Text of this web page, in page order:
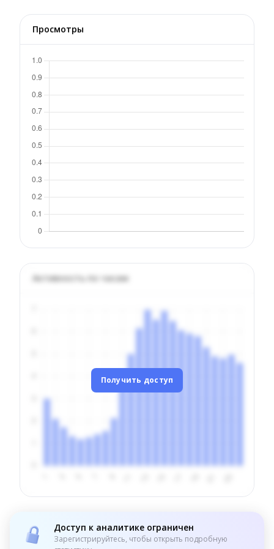
Просмотры
Активность по часам
Получить доступ
Доступ к аналитике ограничен
Зарегистрируйтесь, чтобы открыть подробную